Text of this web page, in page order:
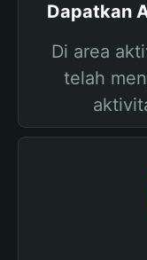
Dapatkan
Di area
telah